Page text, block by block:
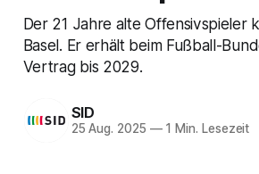
Der 21 Jahre alte Offensivspieler
Basel. Er erhält beim Fußball-
Vertrag bis 2029.
SID
25 Aug. 2025 —1 Min. Lesezeit